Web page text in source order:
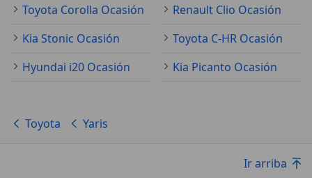
Toyota Corolla Ocasión
Renault Clio Ocasión
Kia Stonic Ocasión
Toyota C-HR Ocasión
Hyundai i20 Ocasión
Kia Picanto Ocasión
Toyota Yaris
Ir arriba